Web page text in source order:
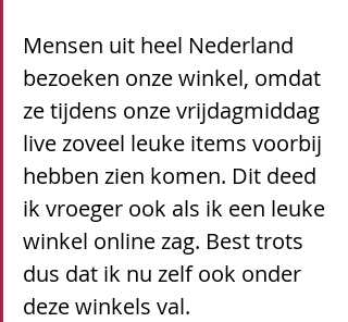
Mensen uit heel Nederland
bezoeken onze winkel, omdat
ze tijdens onze vrijdagmiddag
live zoveel leuke items voorbij
hebben zien komen. Dit deed
ik vroeger ook als ik een leuke
winkel online zag. Best trots
dus dat ik nu zelf ook onder
deze winkels val.